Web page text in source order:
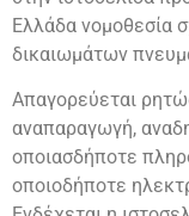
Ελλάδα νομοθεσία
δικαιωμάτων
Απαγορεύεται
αναπαραγωγή,
οποιασδήποτε
οποιοδήποτε